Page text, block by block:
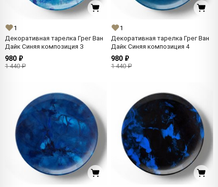
1
Декоративная тарелка Грег Ван
Дайк Синяя композиция 3
980 ₽
1 440 ₽
1
Декоративная тарелка Грег Ван
Дайк Синяя композиция 4
980 ₽
1 440 ₽